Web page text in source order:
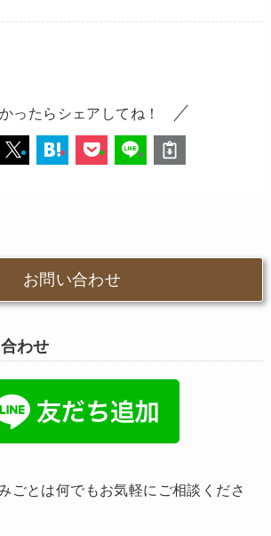
ったらシェアしてね！
お問い合わせ
わせ
ごとは何でもお気軽にご相談くださ